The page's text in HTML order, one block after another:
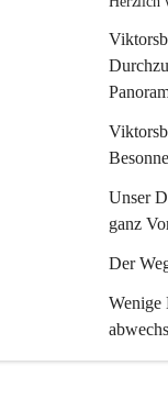
Unser
ganz
Der
Wenige